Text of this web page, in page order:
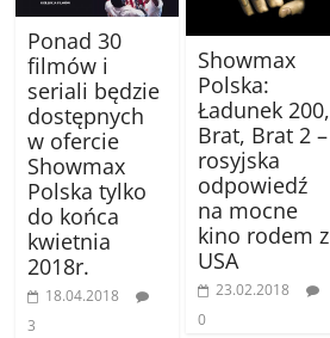
Ponad 30
filmów i
seriali będzie
dostępnych
w ofercie
Showmax
Polska tylko
do końca
kwietnia
2018r.
18.04.2018
3
Showmax
Polska:
Ładunek 200,
Brat, Brat 2 –
rosyjska
odpowiedź
na mocne
kino rodem z
USA
23.02.2018
0